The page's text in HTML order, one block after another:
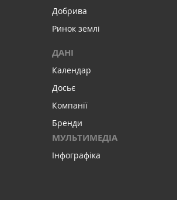
Добрива
Ринок землі
ДАНІ
Календар
Досьє
Компанії
Бренди
МУЛЬТИМЕДІА
Інфографіка